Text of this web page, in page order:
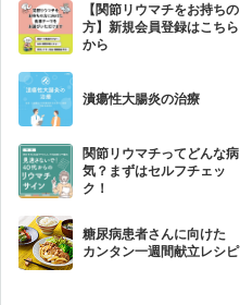
【関節リウマチをお持ちの
方】新規会員登録はこちら
から
潰瘍性大腸炎の治療
関節リウマチってどんな病
気？まずはセルフチェッ
ク！
糖尿病患者さんに向けた
カンタン一週間献立レシピ